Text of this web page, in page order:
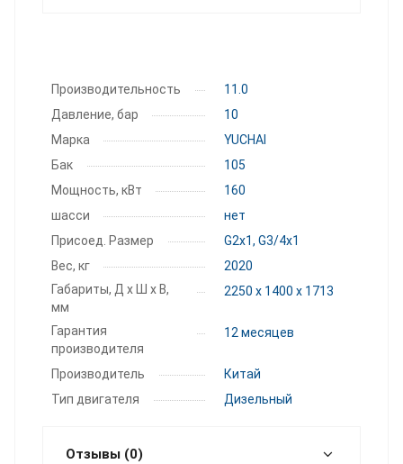
Производительность
11.0
Давление, бар
10
Марка
YUCHAI
Бак
105
Мощность, кВт
160
шасси
нет
Присоед. Размер
G2x1, G3/4x1
Вес, кг
2020
Габариты, Д х Ш х В,
мм
2250 x 1400 x 1713
Гарантия
производителя
12 месяцев
Производитель
Китай
Тип двигателя
Дизельный
Отзывы (0)